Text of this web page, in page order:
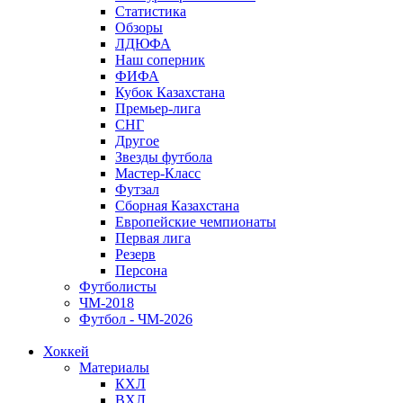
Статистика
Обзоры
ЛДЮФА
Наш соперник
ФИФА
Кубок Казахстана
Премьер-лига
СНГ
Другое
Звезды футбола
Мастер-Класс
Футзал
Сборная Казахстана
Европейские чемпионаты
Первая лига
Резерв
Персона
Футболисты
ЧМ-2018
Футбол - ЧМ-2026
Хоккей
Материалы
КХЛ
ВХЛ